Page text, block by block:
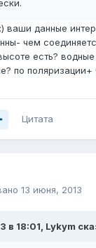
ваши данные
чем
есть?
по поляризации+
Цитата
13 июня, 2013
в 18:01, Lykym